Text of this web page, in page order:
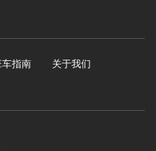
车指南 关于我们